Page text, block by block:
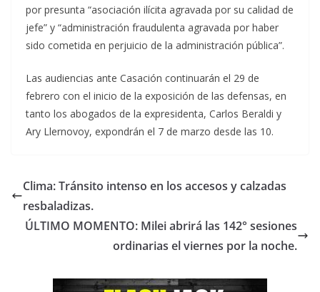
por presunta “asociación ilícita agravada por su calidad de
jefe” y “administración fraudulenta agravada por haber
sido cometida en perjuicio de la administración pública”.
Las audiencias ante Casación continuarán el 29 de
febrero con el inicio de la exposición de las defensas, en
tanto los abogados de la expresidenta, Carlos Beraldi y
Ary Llernovoy, expondrán el 7 de marzo desde las 10.
Clima: Tránsito intenso en los accesos y calzadas
resbaladizas.
ÚLTIMO MOMENTO: Milei abrirá las 142° sesiones
ordinarias el viernes por la noche.